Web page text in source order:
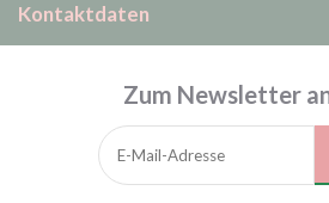
Kontaktdaten
Zum Newsletter